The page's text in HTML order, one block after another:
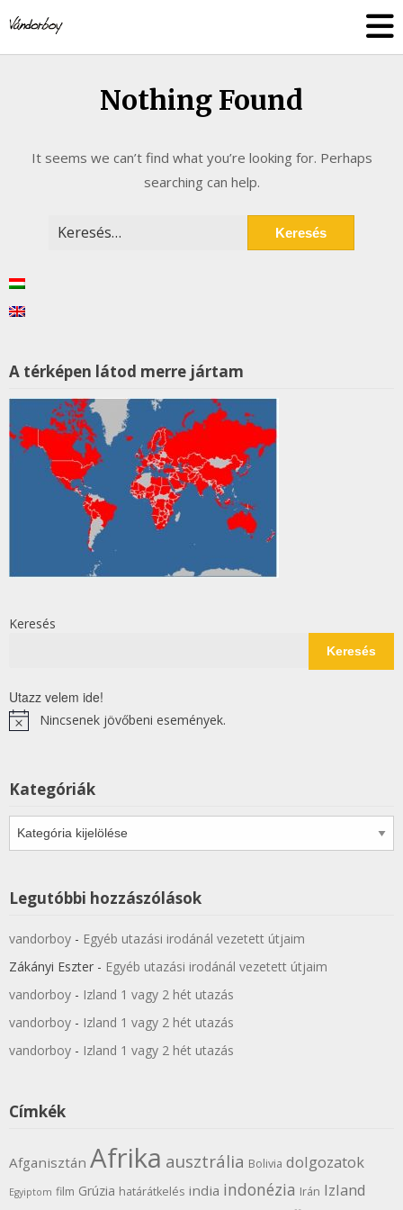
to
content
Nothing Found
It seems we can’t find what you’re looking for. Perhaps
searching can help.
A térképen látod merre jártam
Keresés
Keresés
Utazz velem ide!
NoticeNincsenek jövőbeni események.
Kategóriák
Legutóbbi hozzászólások
vandorboy - Egyéb utazási irodánál vezetett útjaim
Zákányi Eszter - Egyéb utazási irodánál vezetett útjaim
vandorboy - Izland 1 vagy 2 hét utazás
vandorboy - Izland 1 vagy 2 hét utazás
vandorboy - Izland 1 vagy 2 hét utazás
Címkék
Afganisztán Afrika ausztrália Bolivia dolgozatok
Egyiptom film Grúzia határátkelés india indonézia Irán Izland